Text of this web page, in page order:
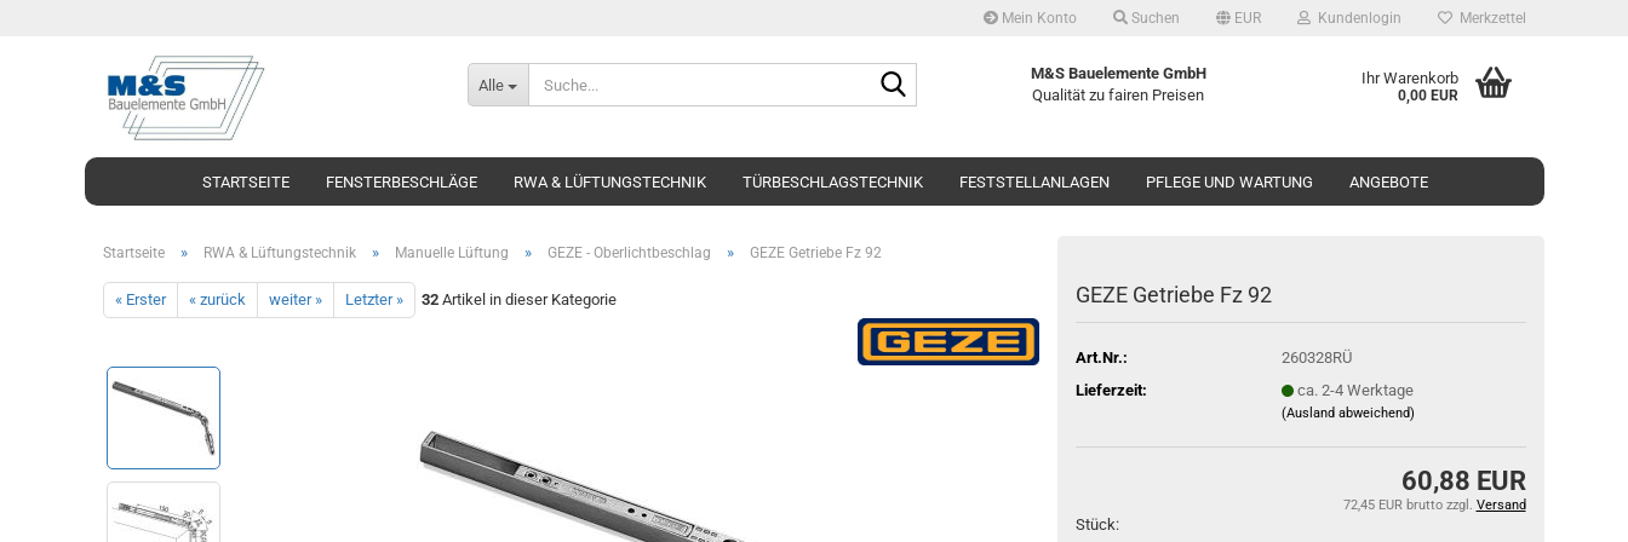
Mein Konto Suchen EUR Kundenlogin Merkzettel
Alle
M&S Bauelemente GmbH
Qualität zu fairen Preisen
Ihr Warenkorb
0,00 EUR
STARTSEITE FENSTERBESCHLÄGE RWA & LÜFTUNGSTECHNIK TÜRBESCHLAGSTECHNIK FESTSTELLANLAGEN PFLEGE UND WARTUNG ANGEBOTE
Startseite » RWA & Lüftungstechnik » Manuelle Lüftung » GEZE - Oberlichtbeschlag » GEZE Getriebe Fz 92
« Erster « zurück weiter » Letzter » 32Artikel in dieser Kategorie GEZE Ge­trie­be Fz 92
Art.Nr.:
260328RÜ
Lieferzeit:
ca. 2-4 Werktage
(Ausland abweichend)
60,88 EUR
72,45 EUR bruttozzgl. Versand
Stück: